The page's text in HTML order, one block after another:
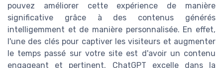
pouvez améliorer cette expérience de manière
significative grâce à des contenus générés
intelligemment et de manière personnalisée. En effet,
l'une des clés pour captiver les visiteurs et augmenter
le temps passé sur votre site est d'avoir un contenu
engageant et pertinent. ChatGPT excelle dans la